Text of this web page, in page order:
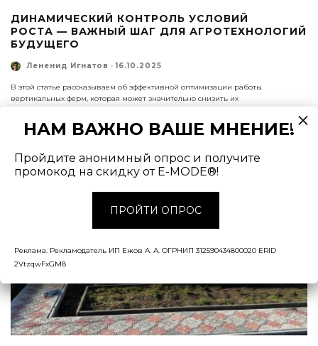
ДИНАМИЧЕСКИЙ КОНТРОЛЬ УСЛОВИЙ
РОСТА — ВАЖНЫЙ ШАГ ДЛЯ АГРОТЕХНОЛОГИЙ
БУДУЩЕГО
Лененид Игнатов · 16.10.2025
В этой статье рассказываем об эффективной оптимизации работы
вертикальных ферм, которая может значительно снизить их
энергопотребление и стоимость продукции.
НАМ ВАЖНО ВАШЕ МНЕНИЕ!
Пройдите анонимный опрос и получите
промокод на скидку от E-MODE®!
ПРОЙТИ ОПРОС
Реклама. Рекламодатель ИП Ежов А. А. ОГРНИП 312590434800020 ERID
2VtzqwFxGM8